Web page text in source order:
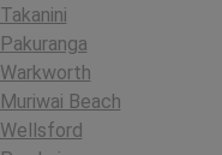
Takanini
Pakuranga
Warkworth
Muriwai Beach
Wellsford